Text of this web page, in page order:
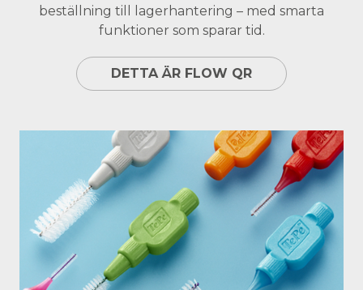
beställning till lagerhantering – med smarta
funktioner som sparar tid.
DETTA ÄR FLOW QR